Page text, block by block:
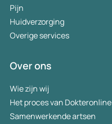
Pijn
Huidverzorging
Overige services
Over ons
Wie zijn wij
Het proces van Dokteronline
Samenwerkende artsen